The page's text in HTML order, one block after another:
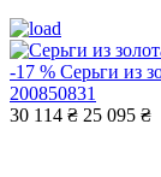
-17 % Серьги из
200850831
30 114 ₴ 25 095 ₴